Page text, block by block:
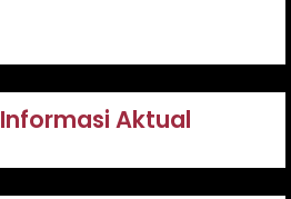
Aktual